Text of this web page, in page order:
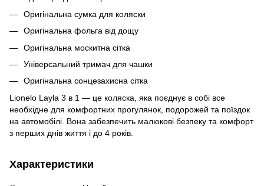
Оригінальна сумка для коляски
Оригінальна фольга від дощу
Оригінальна москитна сітка
Універсальний тримач для чашки
Оригінальна сонцезахисна сітка
Lionelo Layla 3 в 1 — це коляска, яка поєднує в собі все
необхідне для комфортних прогулянок, подорожей та поїздок
на автомобілі. Вона забезпечить малюкові безпеку та комфорт
з перших днів життя і до 4 років.
Характеристики